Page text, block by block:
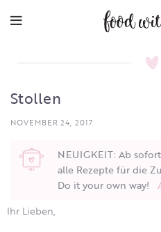
Stollen
NOVEMBER 24, 2017
NEUIGKEIT: Ab
alle Rezepte für die
Do it your own way!
Ihr Lieben,